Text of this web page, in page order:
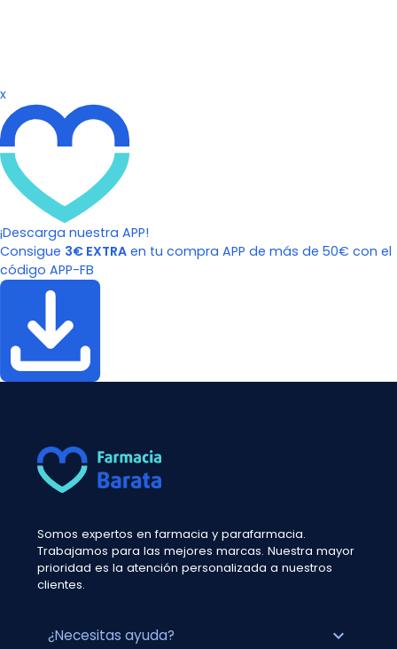
x
¡Descarga nuestra APP!
Consigue 3€ EXTRA en tu compra APP de más de 50€ con el
código APP-FB
Somos expertos en farmacia y parafarmacia.
Trabajamos para las mejores marcas. Nuestra mayor
prioridad es la atención personalizada a nuestros
clientes.
¿Necesitas ayuda? expand_more